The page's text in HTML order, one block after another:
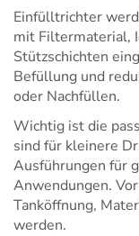
Einfülltrichter
mit Filtermaterial,
Stützschichten
Befüllung und
oder Nachfüllen.
Wichtig ist die
sind für kleinere
Ausführungen für
Anwendungen.
Tanköffnung,
werden.